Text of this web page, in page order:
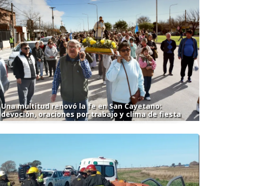
Una multitud renovó la fe en San Cayetano:
devoción, oraciones por trabajo y clima de fiesta